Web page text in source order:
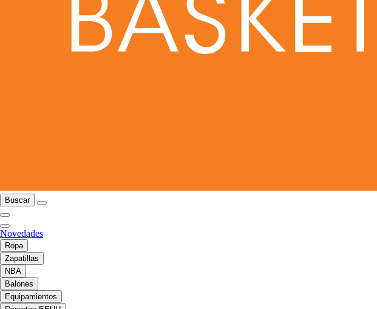
Buscar
Novedades
Ropa
Zapatillas
NBA
Balones
Equipamientos